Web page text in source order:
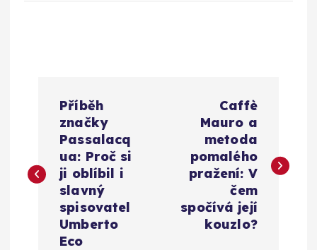
v
Příběh
značky
Passalacq
ua: Proč si
ji oblíbil i
slavný
spisovatel
Umberto
Eco
Caffè
Mauro a
metoda
pomalého
pražení: V
čem
spočívá její
kouzlo?